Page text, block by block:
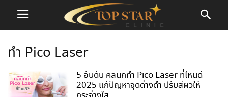
ทำ Pico Laser
5 อันดับ คลินิกทำ Pico Laser ที่ไหนดี
2025 แก้ปัญหาจุดด่างดำ ปรับสีผิวให้